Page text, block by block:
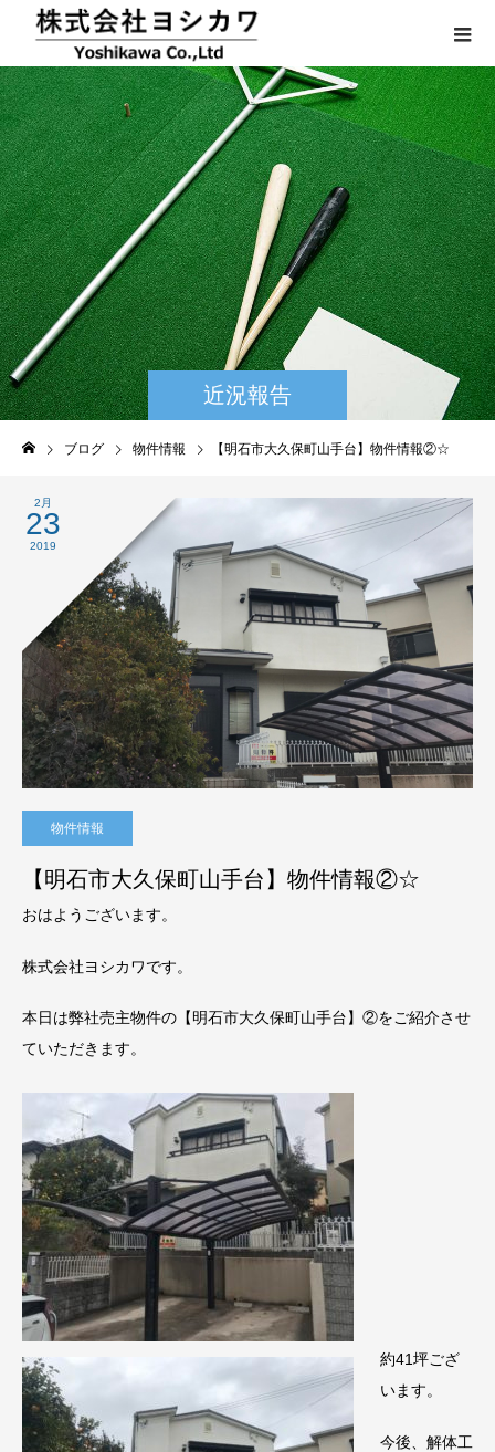
近況報告
ブログ 物件情報 【明石市大久保町山手台】物件情報②☆
2月
23
2019
物件情報
【明石市大久保町山手台】物件情報②☆
おはようございます。
株式会社ヨシカワです。
本日は弊社売主物件の【明石市大久保町山手台】②をご紹介させ
ていただきます。
約41坪ござ
います。
今後、解体工